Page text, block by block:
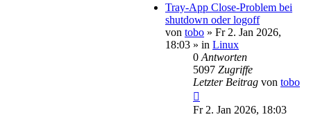
Tray-App Close-Problem bei
shutdown oder logoff
von tobo » Fr 2. Jan 2026,
18:03 » in Linux
0 Antworten
5097 Zugriffe
Letzter Beitrag von tobo
Fr 2. Jan 2026, 18:03